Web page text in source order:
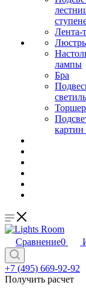
Лента-
лампы
Бра
картин
Сравнение0
+7 (495) 669-92-92
Получить расчет